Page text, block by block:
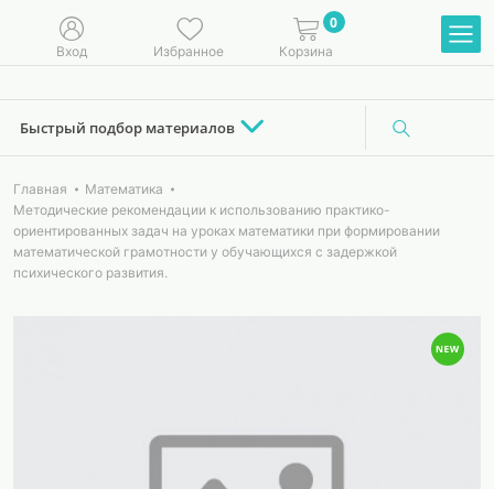
Вход Избранное
0
Корзина
Быстрый подбор материалов
Главная
Математика
Методические рекомендации к использованию практико-
ориентированных задач на уроках математики при формировании
математической грамотности у обучающихся с задержкой
психического развития.